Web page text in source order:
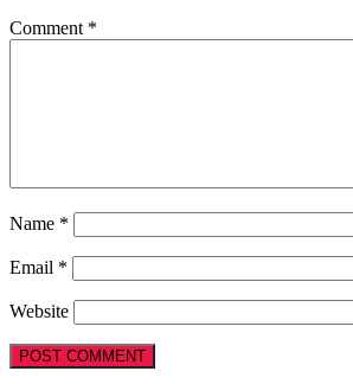
Comment *
Name *
Email *
Website